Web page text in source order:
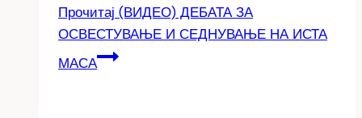
Прочитај (ВИДЕО) ДЕБАТА ЗА
ОСВЕСТУВАЊЕ И СЕДНУВАЊЕ НА ИСТА
МАСА